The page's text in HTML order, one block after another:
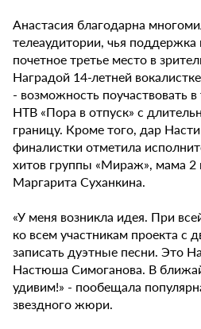
Анастасия благодарна
телеаудитории, чья поддержка
почетное третье место в
Наградой 14-летней
- возможность поучаствовать
НТВ «Пора в отпуск» с
границу. Кроме того, дар
финалистки отметила
хитов группы «Мираж», мама 2
Маргарита Суханкина.
«У меня возникла идея. При
ко всем участникам проекта с
записать дуэтные песни. Это
Настюша Симоганова. В
удивим!» - пообещала
звездного жюри.